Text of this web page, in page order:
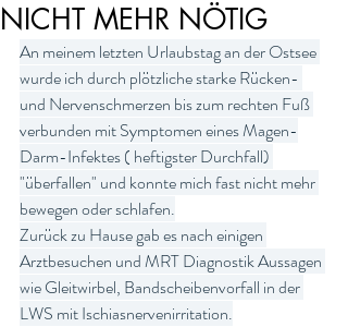
NICHT MEHR NÖTIG
An meinem letzten Urlaubstag an der Ostsee
wurde ich durch plötzliche starke Rücken-
und Nervenschmerzen bis zum rechten Fuß
verbunden mit Symptomen eines Magen-
Darm-Infektes ( heftigster Durchfall)
"überfallen" und konnte mich fast nicht mehr
bewegen oder schlafen.
Zurück zu Hause gab es nach einigen
Arztbesuchen und MRT Diagnostik Aussagen
wie Gleitwirbel, Bandscheibenvorfall in der
LWS mit Ischiasnervenirritation.